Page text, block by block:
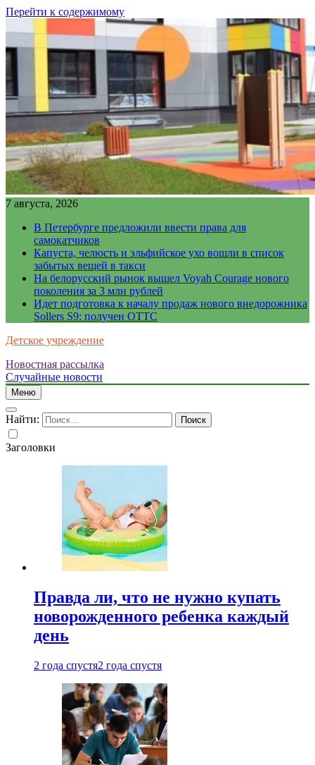
Перейти к содержимому
7 августа, 2026
В Петербурге предложили ввести права для
самокатчиков
Капуста, челюсть и эльфийское ухо вошли в список
забытых вещей в такси
На белорусский рынок вышел Voyah Courage нового
поколения за 3 млн рублей
Идет подготовка к началу продаж нового внедорожника
Sollers S9: получен ОТТС
Детское учреждение
Новостная рассылка
Случайные новости
Меню
Найти:
Заголовки
Правда ли, что не нужно купать
новорожденного ребенка каждый
день
2 года спустя2 года спустя